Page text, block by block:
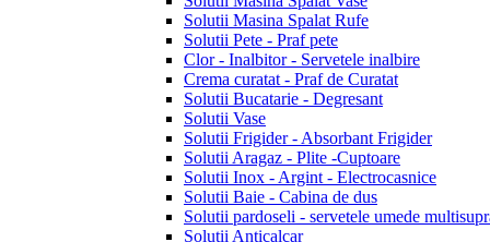
Solutii Masina Spalat Rufe
Solutii Pete - Praf pete
Clor - Inalbitor - Servetele inalbire
Crema curatat - Praf de Curatat
Solutii Bucatarie - Degresant
Solutii Vase
Solutii Frigider - Absorbant Frigider
Solutii Aragaz - Plite -Cuptoare
Solutii Inox - Argint - Electrocasnice
Solutii Baie - Cabina de dus
Solutii pardoseli - servetele umede
Solutii Anticalcar